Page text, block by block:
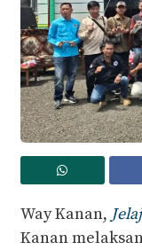
Way Kanan,
Kanan